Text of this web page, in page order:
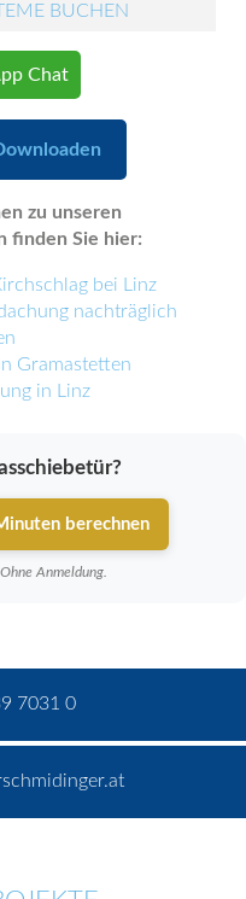
BUCHEN
Chat
zu unseren
finden Sie hier:
bei Linz
nachträglich
Gramastetten
in Linz
berechnen
Anmeldung.
7031 0